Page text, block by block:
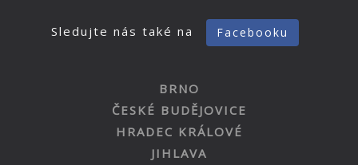
Sledujte nás také na Facebooku
BRNO
ČESKÉ BUDĚJOVICE
HRADEC KRÁLOVÉ
JIHLAVA